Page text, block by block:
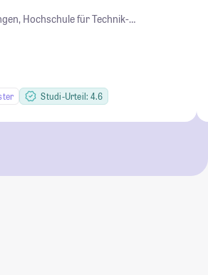
Hochschule für Technik-
Design
Studi-Urteil: 4.6